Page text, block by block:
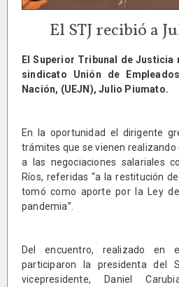
El STJ recibió a
El Superior Tribunal de Justicia
sindicato Unión de
Nación, (UEJN), Julio Piumato.
En la oportunidad el dirigente
trámites que se vienen
a las negociaciones salariales
Ríos, referidas “a la restitución
tomó como aporte por la Ley
pandemia”.
Del encuentro, realizado en
participaron la presidenta del
vicepresidente, Daniel